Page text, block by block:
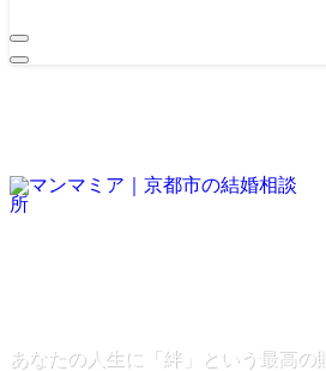
あなたの人生に「絆」という最高の